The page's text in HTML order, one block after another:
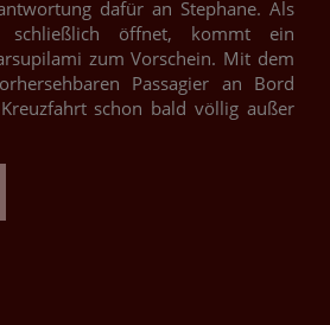
dafür an Stephane. Als
schließlich öffnet, kommt ein
zum Vorschein. Mit dem
Passagier an Bord
schon bald völlig außer